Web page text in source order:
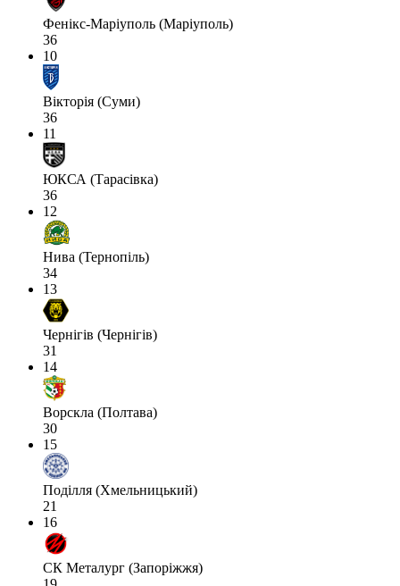
Фенікс-Маріуполь (Маріуполь)
36
10
Вікторія (Суми)
36
11
ЮКСА (Тарасівка)
36
12
Нива (Тернопіль)
34
13
Чернігів (Чернігів)
31
14
Ворскла (Полтава)
30
15
Поділля (Хмельницький)
21
16
СК Металург (Запоріжжя)